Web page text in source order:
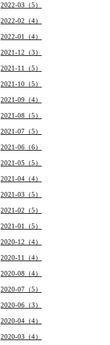
2022-03（5）
2022-02（4）
2022-01（4）
2021-12（3）
2021-11（5）
2021-10（5）
2021-09（4）
2021-08（5）
2021-07（5）
2021-06（6）
2021-05（5）
2021-04（4）
2021-03（5）
2021-02（5）
2021-01（5）
2020-12（4）
2020-11（4）
2020-08（4）
2020-07（5）
2020-06（3）
2020-04（4）
2020-03（4）